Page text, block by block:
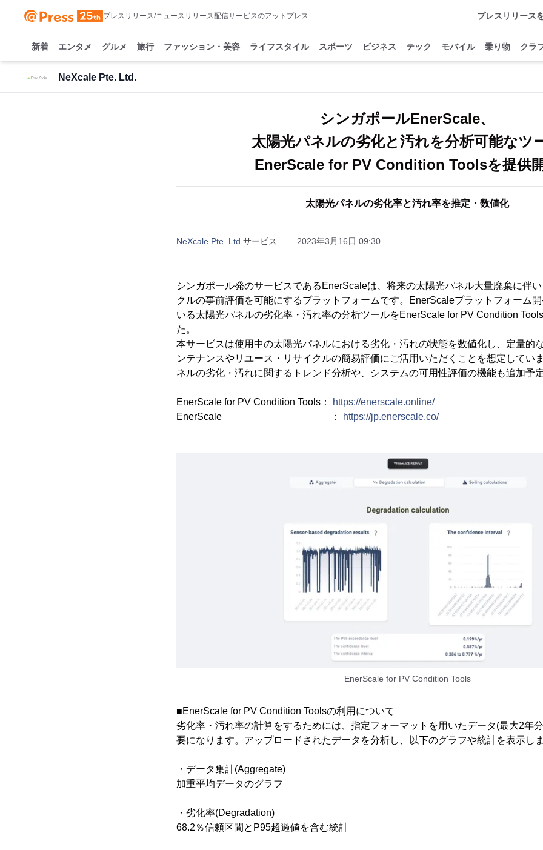
プレスリリース/ニュースリリース配信サービスのアットプレス プレスリリース
新着 エンタメ グルメ 旅行 ファッション・美容 ライフスタイル スポーツ ビジネス テック モバイル 乗り物 クラ
NeXcale Pte. Ltd.
シンガポールEnerScale、
太陽光パネルの劣化と汚れを分析可能なツ
EnerScale for PV Condition Toolsを提供
太陽光パネルの劣化率と汚れ率を推定・数値化
NeXcale Pte. Ltd. サービス 2023年3月16日 09:30
シンガポール発のサービスであるEnerScaleは、将来の太陽光パネル大量廃棄に伴
クルの事前評価を可能にするプラットフォームです。EnerScaleプラットフォーム
いる太陽光パネルの劣化率・汚れ率の分析ツールをEnerScale for PV Condition
た。
本サービスは使用中の太陽光パネルにおける劣化・汚れの状態を数値化し、定量的
ンテナンスやリユース・リサイクルの簡易評価にご活用いただくことを想定してい
ネルの劣化・汚れに関するトレンド分析や、システムの可用性評価の機能も追加予定
EnerScale for PV Condition Tools：
https://enerscale.online/
EnerScale ：
https://jp.enerscale.co/
EnerScale for PV Condition Tools
■EnerScale for PV Condition Toolsの利用について
劣化率・汚れ率の計算をするためには、指定フォーマットを用いたデータ(最大2年
要になります。アップロードされたデータを分析し、以下のグラフや統計を表示しま
・データ集計(Aggregate)
加重平均データのグラフ
・劣化率(Degradation)
68.2％信頼区間とP95超過値を含む統計